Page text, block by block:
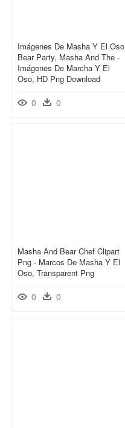
Imágenes De Masha Y El Oso
Bear Party, Masha And The -
Imágenes De Marcha Y El
Oso, HD Png Download
0 0
Masha And Bear Chef Clipart
Png - Marcos De Masha Y El
Oso, Transparent Png
0 0